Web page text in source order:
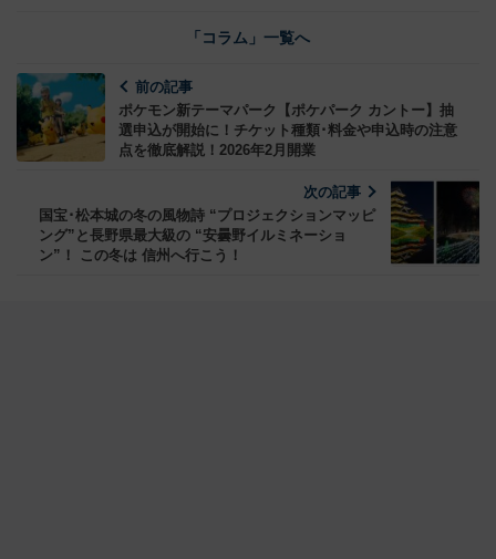
「コラム」一覧へ
前の記事
ポケモン新テーマパーク【ポケパーク カントー】抽
選申込が開始に！チケット種類･料金や申込時の注意
点を徹底解説！2026年2月開業
次の記事
国宝･松本城の冬の風物詩 “プロジェクションマッピ
ング”と長野県最大級の “安曇野イルミネーショ
ン”！ この冬は 信州へ行こう！